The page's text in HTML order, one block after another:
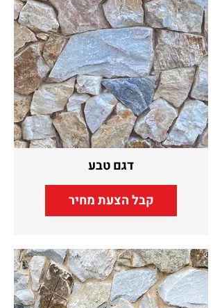
דגם טבע
קבל הצעת מחיר